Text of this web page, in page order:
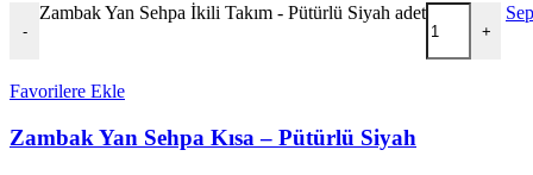
-
Zambak Yan Sehpa İkili Takım - Pütürlü Siyah adet
+
Favorilere Ekle
Zambak Yan Sehpa Kısa – Pütürlü Siyah